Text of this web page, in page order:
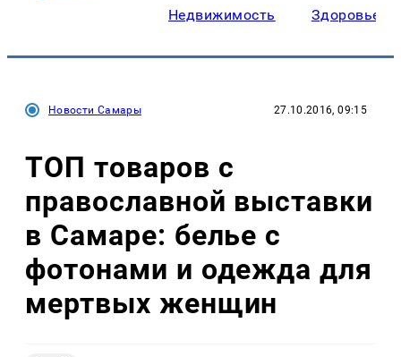
Недвижимость Здоровье
Новости Самары 27.10.2016, 09:15
ТОП товаров с
православной выставки
в Самаре: белье с
фотонами и одежда для
мертвых женщин